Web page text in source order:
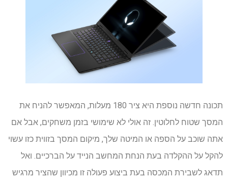
תכונה חדשה נוספת היא ציר 180 מעלות, המאפשר להניח את
המסך שטוח לחלוטין. זה אולי לא שימושי בזמן משחקים, אבל אם
אתה שוכב על הספה או המיטה שלך, מיקום המסך בזווית כזו עשוי
להקל על ההקלדה בעת הנחת המחשב הנייד על הברכיים. ואל
תדאג לשבירת המכסה בעת ביצוע פעולה זו מכיוון שהציר מרגיש